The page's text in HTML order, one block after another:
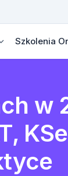
Szkolenia
w